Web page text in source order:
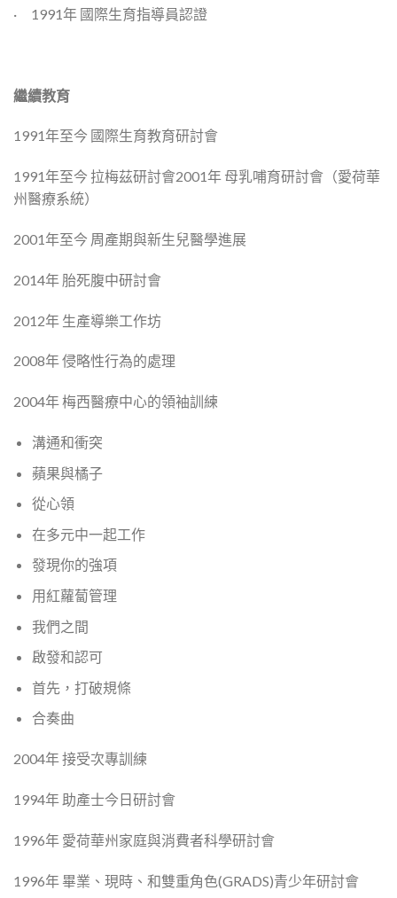
· 1991年 國際生育指導員認證
繼續教育
1991年至今 國際生育教育研討會
1991年至今 拉梅茲研討會2001年 母乳哺育研討會（愛荷華
州醫療系統）
2001年至今 周產期與新生兒醫學進展
2014年 胎死腹中研討會
2012年 生產導樂工作坊
2008年 侵略性行為的處理
2004年 梅西醫療中心的領袖訓練
溝通和衝突
蘋果與橘子
從心領
在多元中一起工作
發現你的強項
用紅蘿蔔管理
我們之間
啟發和認可
首先，打破規條
合奏曲
2004年 接受次專訓練
1994年 助產士今日研討會
1996年 愛荷華州家庭與消費者科學研討會
1996年 畢業、現時、和雙重角色(GRADS)青少年研討會